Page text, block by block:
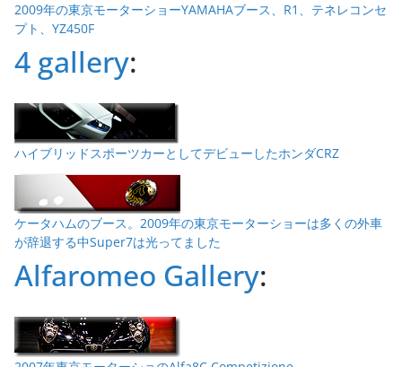
2009年の東京モーターショーYAMAHAブース、R1、テネレコンセ
プト、YZ450F
4 gallery:
ハイブリッドスポーツカーとしてデビューしたホンダCRZ
ケータハムのブース。2009年の東京モーターショーは多くの外車
が辞退する中Super7は光ってました
Alfaromeo Gallery: